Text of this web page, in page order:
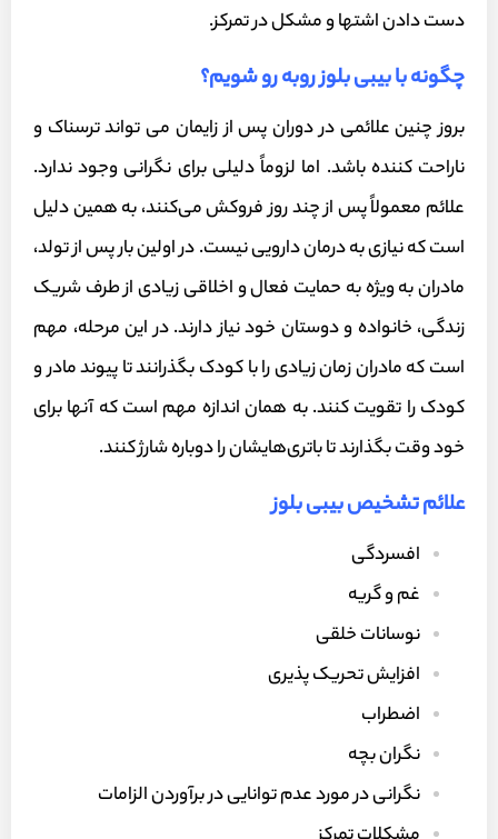
دست دادن اشتها و مشکل در تمرکز.
چگونه با بیبی بلوز روبه رو شویم؟
بروز چنین علائمی در دوران پس از زایمان می تواند ترسناک و
ناراحت کننده باشد. اما لزوماً دلیلی برای نگرانی وجود ندارد.
علائم معمولاً پس از چند روز فروکش می‌کنند، به همین دلیل
است که نیازی به درمان دارویی نیست. در اولین بار پس از تولد،
مادران به ویژه به حمایت فعال و اخلاقی زیادی از طرف شریک
زندگی، خانواده و دوستان خود نیاز دارند. در این مرحله، مهم
است که مادران زمان زیادی را با کودک بگذرانند تا پیوند مادر و
کودک را تقویت کنند. به همان اندازه مهم است که آنها برای
خود وقت بگذارند تا باتری‌هایشان را دوباره شارژ کنند.
علائم تشخیص بیبی بلوز
افسردگی
غم و گریه
نوسانات خلقی
افزایش تحریک پذیری
اضطراب
نگران بچه
نگرانی در مورد عدم توانایی در برآوردن الزامات